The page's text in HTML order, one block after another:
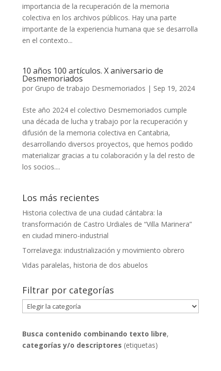
importancia de la recuperación de la memoria
colectiva en los archivos públicos. Hay una parte
importante de la experiencia humana que se desarrolla
en el contexto...
10 años 100 artículos. X aniversario de
Desmemoriados
por Grupo de trabajo Desmemoriados | Sep 19, 2024
Este año 2024 el colectivo Desmemoriados cumple
una década de lucha y trabajo por la recuperación y
difusión de la memoria colectiva en Cantabria,
desarrollando diversos proyectos, que hemos podido
materializar gracias a tu colaboración y la del resto de
los socios....
Los más recientes
Historia colectiva de una ciudad cántabra: la
transformación de Castro Urdiales de “Villa Marinera”
en ciudad minero-industrial
Torrelavega: industrialización y movimiento obrero
Vidas paralelas, historia de dos abuelos
Filtrar por categorías
Filtrar
por
Busca contenido combinando texto libre,
categorías y/o descriptores (etiquetas)